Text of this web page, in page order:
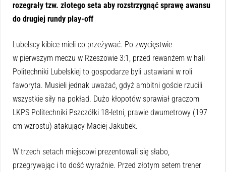
rozegrały tzw. złotego seta aby rozstrzygnąć sprawę awansu
do drugiej rundy play-off
Lubelscy kibice mieli co przeżywać. Po zwycięstwie
w pierwszym meczu w Rzeszowie 3:1, przed rewanżem w hali
Politechniki Lubelskiej to gospodarze byli ustawiani w roli
faworyta. Musieli jednak uważać, gdyż ambitni goście rzucili
wszystkie siły na pokład. Dużo kłopotów sprawiał graczom
LKPS Politechniki Pszczółki 18-letni, prawie dwumetrowy (197
cm wzrostu) atakujący Maciej Jakubek.
W trzech setach miejscowi prezentowali się słabo,
przegrywając i to dość wyraźnie. Przed złotym setem trener